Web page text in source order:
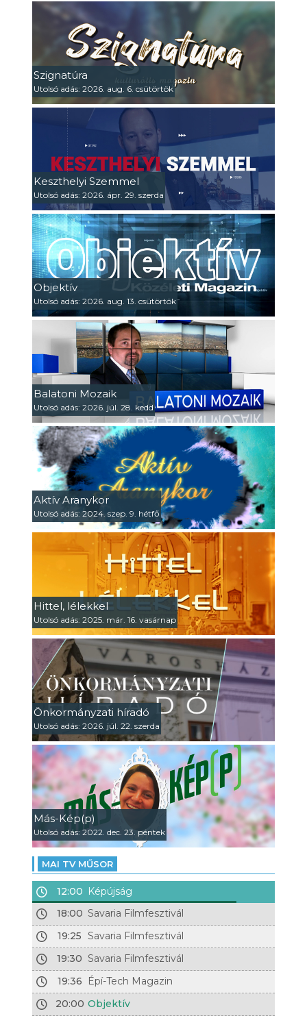
Szignatúra
Utolsó adás: 2026. aug. 6. csütörtök
Keszthelyi Szemmel
Utolsó adás: 2026. ápr. 29. szerda
Objektív
Utolsó adás: 2026. aug. 13. csütörtök
Balatoni Mozaik
Utolsó adás: 2026. júl. 28. kedd
Aktív Aranykor
Utolsó adás: 2024. szep. 9. hétfő
Hittel, lélekkel
Utolsó adás: 2025. már. 16. vasárnap
Önkormányzati híradó
Utolsó adás: 2026. júl. 22. szerda
Más-Kép(p)
Utolsó adás: 2022. dec. 23. péntek
MAI TV MŰSOR
12:00 Képújság
18:00 Savaria Filmfesztivál
19:25 Savaria Filmfesztivál
19:30 Savaria Filmfesztivál
19:36
Épí-Tech Magazin
20:00 Objektív